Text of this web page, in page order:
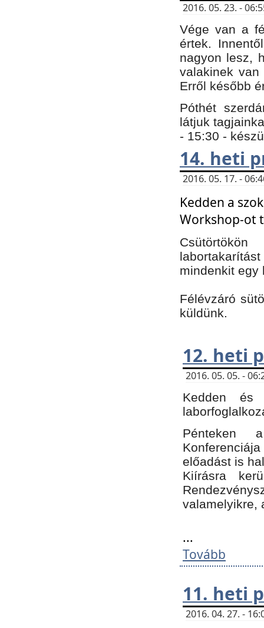
2016. 05. 23. -
Vége van a
értek.
nagyon lesz,
valakinek
Erről később
Póthét
látjuk
- 15:30 -
14. heti
2016. 05. 17. -
Kedden a
Workshop-ot
mindenkit
Félévzáró
küldünk.
12. heti
2016. 05. 05. -
Kedden és
Pénteken
előadást is
Kiírásra
valamelyikre,
...
Tovább
11. heti
2016. 04. 27. -